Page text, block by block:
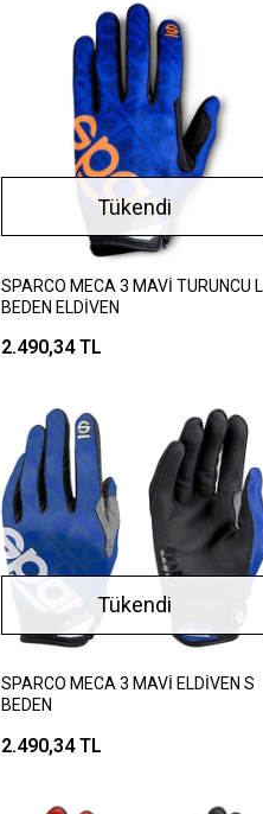
Tükendi
SPARCO MECA 3 MAVİ TURUNCU L
BEDEN ELDİVEN
2.490,34 TL
Tükendi
SPARCO MECA 3 MAVİ ELDİVEN S
BEDEN
2.490,34 TL